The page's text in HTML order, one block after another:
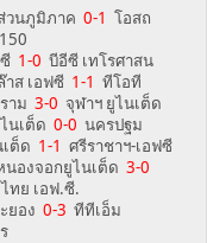
วนภูมิภาค 0-1 โอสถ
1-0 บีอีซี เทโรศาสน
าส เอฟซี 1-1 ทีโอที
าม 3-0 จุฬาฯ ยูไนเต็ด
นเต็ด 0-0 นครปฐม
ต็ด 1-1 ศรีราชาฯ-เอฟซี
นองจอกยูไนเต็ด 3-0
ทย เอฟ.ซี.
ยอง 0-3 ทีทีเอ็ม